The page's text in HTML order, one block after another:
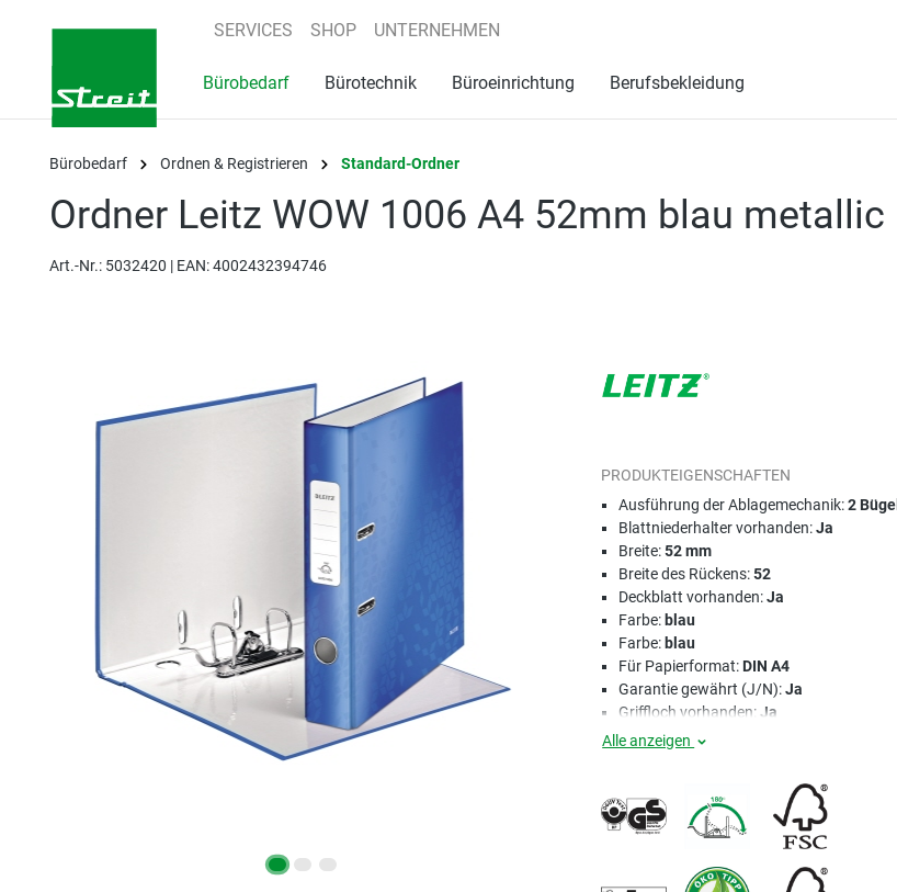
Zur Hauptnavigation springen
SERVICES SHOP UNTERNEHMEN
Bürobedarf Bürotechnik Büroeinrichtung Berufsbekleidung
Bürobedarf Ordnen & Registrieren Standard-Ordner
Ordner Leitz WOW 1006 A4 52mm blau metallic
Art.-Nr.: 5032420 | EAN: 4002432394746
PRODUKTEIGENSCHAFTEN
Ausführung der Ablagemechanik:2 Bügel
Blattniederhalter vorhanden:Ja
Breite:52 mm
Breite des Rückens:52
Deckblatt vorhanden:Ja
Farbe: blau
Farbe: blau
Für Papierformat:DIN A4
Garantie gewährt (J/N):Ja
Griffloch vorhanden:Ja
Alle anzeigen